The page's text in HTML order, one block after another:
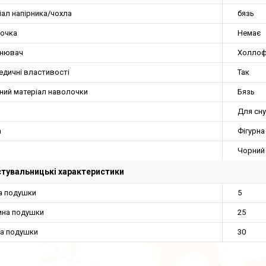
напірника/чохла бязь
Немає
властивості Так
матеріал наволочки Бязь
Для сну
Фігурна
Чорний
характеристики
подушки 5
подушки 25
подушки 30